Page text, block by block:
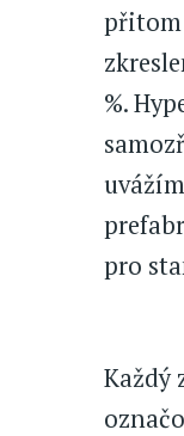
přitom
%.
pro
Každý